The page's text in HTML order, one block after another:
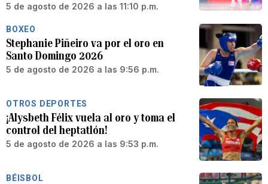
5 de agosto de 2026 a las 11:10 p.m.
BOXEO
Stephanie Piñeiro va por el oro en
Santo Domingo 2026
5 de agosto de 2026 a las 9:56 p.m.
OTROS DEPORTES
¡Alysbeth Félix vuela al oro y toma el
control del heptatlón!
5 de agosto de 2026 a las 9:53 p.m.
BÉISBOL